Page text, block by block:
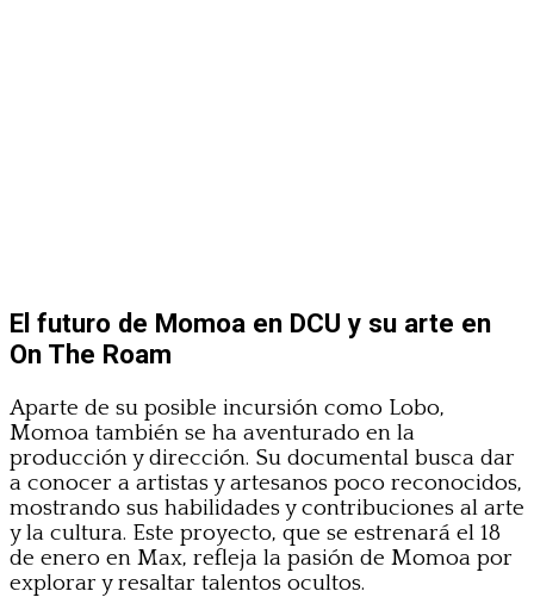
El futuro de Momoa en DCU y su arte en
On The Roam
Aparte de su posible incursión como Lobo,
Momoa también se ha aventurado en la
producción y dirección. Su documental busca dar
a conocer a artistas y artesanos poco reconocidos,
mostrando sus habilidades y contribuciones al arte
y la cultura. Este proyecto, que se estrenará el 18
de enero en Max, refleja la pasión de Momoa por
explorar y resaltar talentos ocultos.